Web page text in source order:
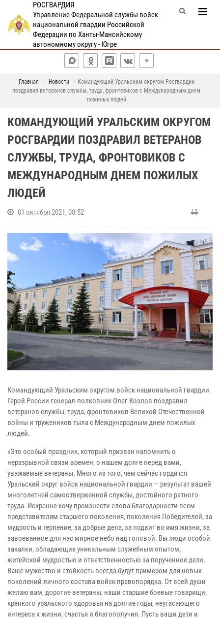
РОСГВАРДИЯ
Управление Федеральной службы войск
национальной гвардии Российской
Федерации по Ханты-Мансийскому
автономному округу - Югре
Главная Новости
Командующий Уральским округом Росгвардии
поздравил ветеранов службы, труда, фронтовиков с Международным днем
пожилых людей
КОМАНДУЮЩИЙ УРАЛЬСКИМ ОКРУГОМ
РОСГВАРДИИ ПОЗДРАВИЛ ВЕТЕРАНОВ
СЛУЖБЫ, ТРУДА, ФРОНТОВИКОВ С
МЕЖДУНАРОДНЫМ ДНЕМ ПОЖИЛЫХ
ЛЮДЕЙ
01 октября 2021, 08:52
Командующий Уральским округом войск национальной гвардии
Герой России генерал-полковник Олег Козлов поздравил
ветеранов службы, труда, фронтовиков Великой Отечественной
войны и тружеников тыла с Международным днем пожилых
людей.
«Это особый праздник, который призван напомнить о
неразрывной связи времен, о нашем долге перед вами,
уважаемые ветераны. Много из того, чем сейчас гордится
Уральский округ войск национальной гвардии — результат вашей
многолетней самоотверженной службы, достойного ратного
труда. Искренне хочу произнести слова благодарности всем
представителям старшего поколения, поколения Победителей, за
мудрость и терпение, за добрые дела, за подвиг во имя жизни, за
завоеванное для нас мирное небо над головой. Вы люди особой
закалки, обладающие уникальным служебным опытом,
житейской мудростью и ответственностью за порученное дело.
Ваше мужество и стойкость всегда будут примером для новых
поколений личного состава войск правопорядка. От всей души
желаю вам, дорогие ветераны, наши старшие боевые товарищи,
крепкого уральского здоровья на долгие годы, неугасающего
интереса к жизни, счастья и благополучия. Пусть ваши дети и